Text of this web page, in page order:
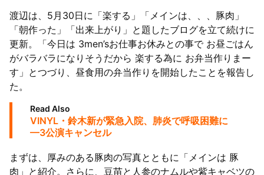
渡辺は、5月30日に「楽する」「メインは、、、豚肉」
「朝作った」「出来上がり」と題したブログを立て続けに
更新。「今日は 3men’sお仕事お休みとの事で お昼ごはん
がバラバラになりそうだから 楽する為に お弁当作りまー
す」とつづり、昼食用の弁当作りを開始したことを報告し
た。
Read Also
VINYL・鈴木新が緊急入院、肺炎で呼吸困難に
—3公演キャンセル
まずは、厚みのある豚肉の写真とともに「メインは 豚
肉」と紹介。さらに、豆苗と人参のナムルや紫キャベツの